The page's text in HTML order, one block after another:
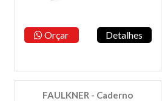
Orçar Detalhes
FAULKNER - Caderno